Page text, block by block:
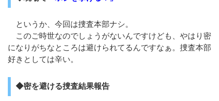
というか、今回は捜査本部ナシ。
このご時世なのでしょうがないんですけども、やはり密
になりがちなところは避けられてるんですなぁ。捜査本部
好きとしては辛い。
◆密を避ける捜査結果報告